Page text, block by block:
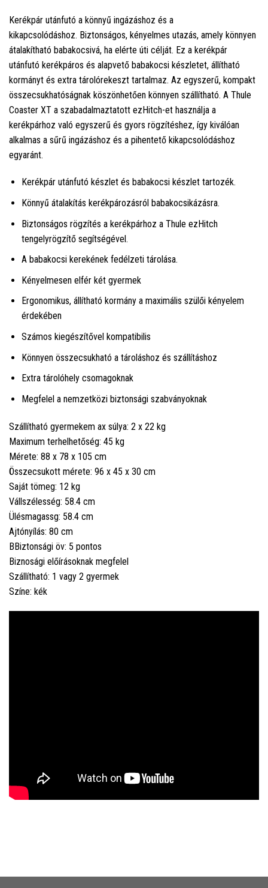
Kerékpár utánfutó a könnyű ingázáshoz és a
kikapcsolódáshoz. Biztonságos, kényelmes utazás, amely könnyen
átalakítható babakocsivá, ha elérte úti célját. Ez a kerékpár
utánfutó kerékpáros és alapvető babakocsi készletet, állítható
kormányt és extra tárolórekeszt tartalmaz. Az egyszerű, kompakt
összecsukhatóságnak köszönhetően könnyen szállítható. A Thule
Coaster XT a szabadalmaztatott ezHitch-et használja a
kerékpárhoz való egyszerű és gyors rögzítéshez, így kiválóan
alkalmas a sűrű ingázáshoz és a pihentető kikapcsolódáshoz
egyaránt.
Kerékpár utánfutó készlet és babakocsi készlet tartozék.
Könnyű átalakítás kerékpározásról babakocsikázásra.
Biztonságos rögzítés a kerékpárhoz a Thule ezHitch
tengelyrögzítő segítségével.
A babakocsi kerekének fedélzeti tárolása.
Kényelmesen elfér két gyermek
Ergonomikus, állítható kormány a maximális szülői kényelem
érdekében
Számos kiegészítővel kompatibilis
Könnyen összecsukható a tároláshoz és szállításhoz
Extra tárolóhely csomagoknak
Megfelel a nemzetközi biztonsági szabványoknak
Szállítható gyermekem ax súlya: 2 x 22 kg
Maximum terhelhetőség: 45 kg
Mérete: 88 x 78 x 105 cm
Összecsukott mérete: 96 x 45 x 30 cm
Saját tömeg: 12 kg
Vállszélesség: 58.4 cm
Ülésmagassg: 58.4 cm
Ajtónyílás: 80 cm
BBiztonsági öv: 5 pontos
Biznosági előírásoknak megfelel
Szállítható: 1 vagy 2 gyermek
Színe: kék